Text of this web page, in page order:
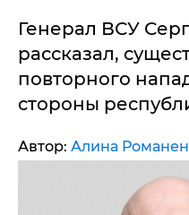
Генерал ВСУ
рассказал,
повторного
стороны
Автор: Алина